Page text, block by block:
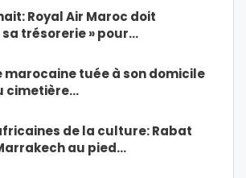
Royal Air Maroc doit
trésorerie » pour…
marocaine tuée à son domicile
cimetière…
de la culture: Rabat
au pied…